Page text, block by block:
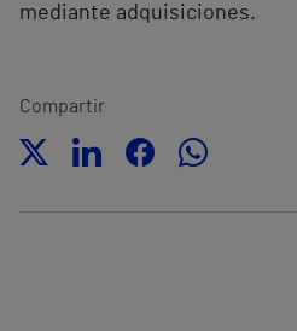
mediante adquisiciones.
Compartir